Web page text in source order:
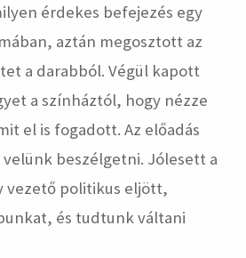
érdekes befejezés egy
aztán megosztott az
a darabból. Végül kapott
a színháztól, hogy nézze
el is fogadott. Az előadás
beszélgetni. Jólesett a
vezető politikus eljött,
és tudtunk váltani